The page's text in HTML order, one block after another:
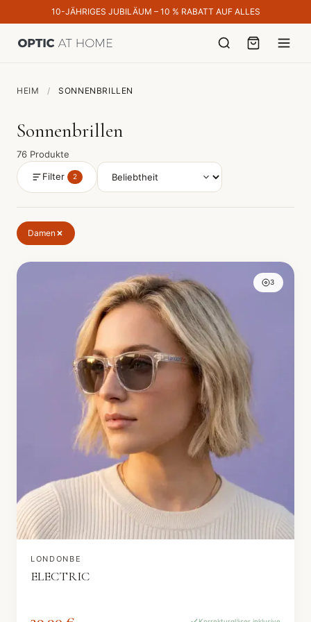
10-JÄHRIGES JUBILÄUM – 10 % RABATT AUF ALLES
HEIM / SONNENBRILLEN
Sonnenbrillen
76 Produkte
Filter 2
Damen
3
LONDONBE
ELECTRIC